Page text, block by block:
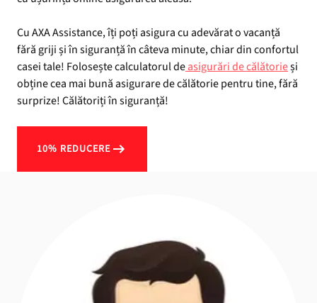
Cu AXA Assistance, îți poți asigura cu adevărat o vacanță
fără griji și în siguranță în câteva minute, chiar din confortul
casei tale! Folosește calculatorul deasigurări de călătorieși
obține cea mai bună asigurare de călătorie pentru tine, fără
surprize! Călătoriți în siguranță!
10% REDUCERE